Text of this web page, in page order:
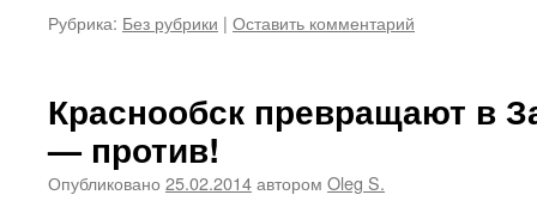
Рубрика: Без рубрики | Оставить комментарий
Краснообск превращают в
— против!
Опубликовано 25.02.2014автором Oleg S.